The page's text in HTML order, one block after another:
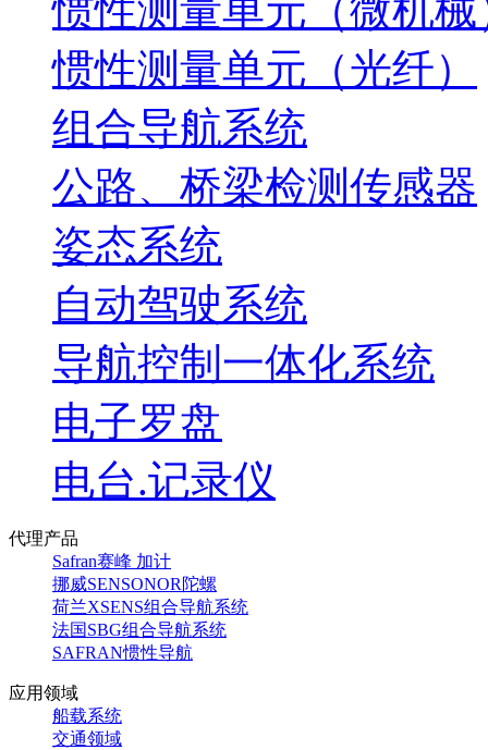
惯性测量单元（微机械
惯性测量单元（光纤）
组合导航系统
公路、桥梁检测传感器
姿态系统
自动驾驶系统
导航控制一体化系统
电子罗盘
电台.记录仪
代理产品
Safran赛峰 加计
挪威SENSONOR陀螺
荷兰XSENS组合导航系统
法国SBG组合导航系统
SAFRAN惯性导航
应用领域
船载系统
交通领域